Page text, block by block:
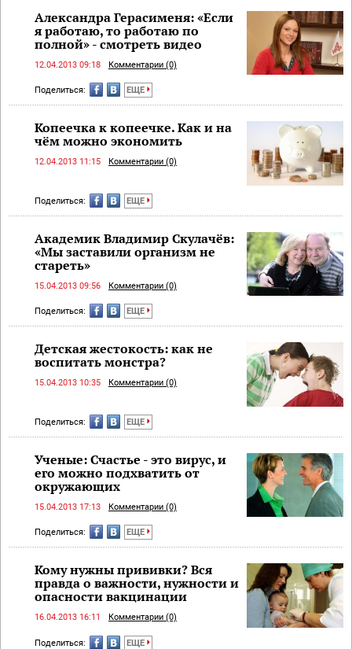
Александра Герасименя: «Если
я работаю, то работаю по
полной» - смотреть видео
12.04.2013 09:18 Комментарии (0)
Поделиться: ЕЩЕ
Копеечка к копеечке. Как и на
чём можно экономить
12.04.2013 11:15 Комментарии (0)
Поделиться: ЕЩЕ
Академик Владимир Скулачёв:
«Мы заставили организм не
стареть»
15.04.2013 09:56 Комментарии (0)
Поделиться: ЕЩЕ
Детская жестокость: как не
воспитать монстра?
15.04.2013 10:35 Комментарии (0)
Поделиться: ЕЩЕ
Ученые: Счастье - это вирус, и
его можно подхватить от
окружающих
15.04.2013 17:13 Комментарии (0)
Поделиться: ЕЩЕ
Кому нужны прививки? Вся
правда о важности, нужности и
опасности вакцинации
16.04.2013 16:11 Комментарии (0)
Поделиться: ЕЩЕ